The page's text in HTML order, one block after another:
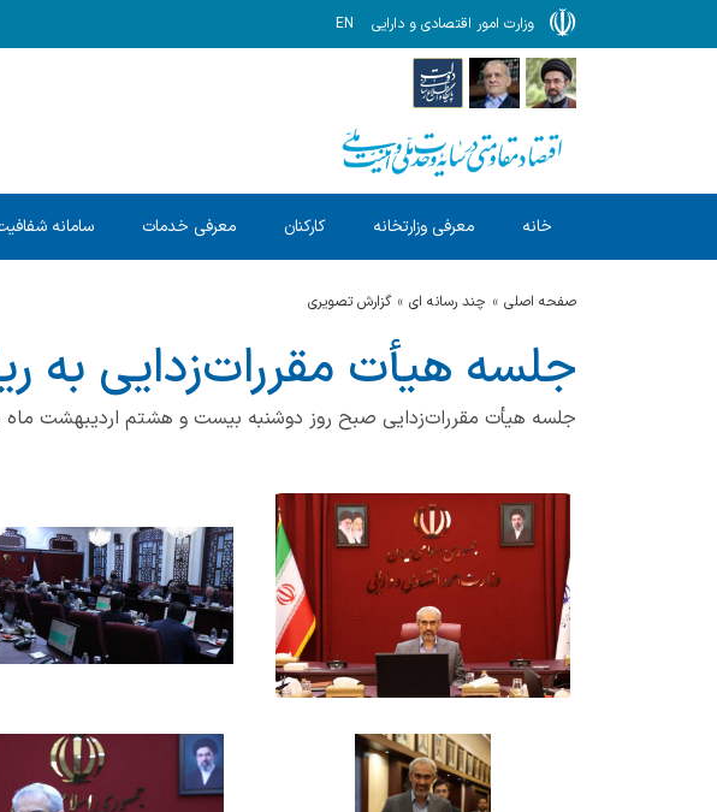
وزارت امور اقتصادی و دارایی EN
خانه معرفی وزارتخانه کارکنان معرفی خدمات سامانه
صفحه اصلی چند رسانه ای گزارش‌ تصویری
جلسه هیأت مقررات‌زدایی به
جلسه هیأت مقررات‌زدایی صبح روز دوشنبه بیست و هشتم اردیبهشت ماه